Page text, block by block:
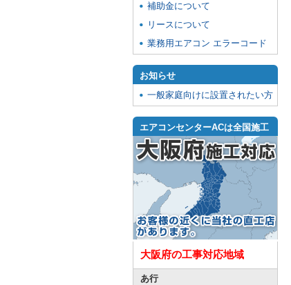
補助金について
リースについて
業務用エアコン エラーコード
お知らせ
一般家庭向けに設置されたい方
エアコンセンターACは全国施工
大阪府の工事対応地域
あ行